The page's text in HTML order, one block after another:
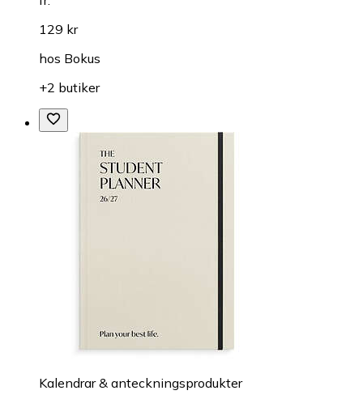
129 kr
hos Bokus
+2 butiker
Kalendrar & anteckningsprodukter